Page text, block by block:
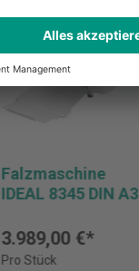
Falzmaschine
IDEAL 8345 DIN A3
3.989,00 €*
Pro Stück